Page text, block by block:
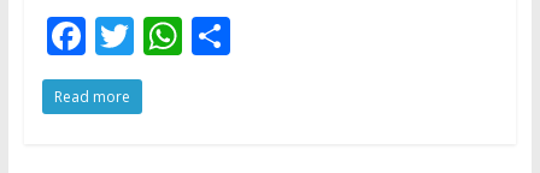
F
ac
e
T
w
itt
W S
Read more